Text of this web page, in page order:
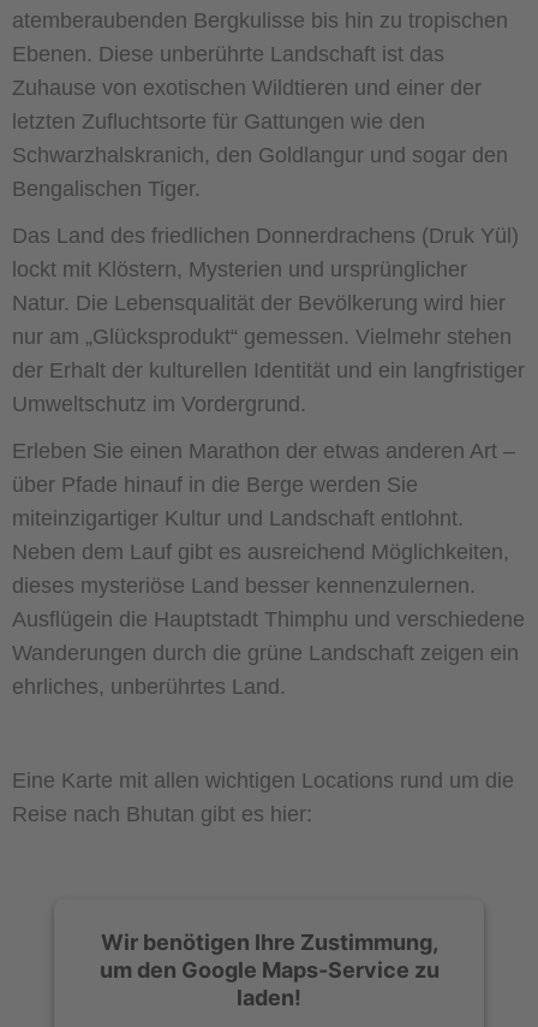
atemberaubenden Bergkulisse bis hin zu tropischen
Ebenen. Diese unberührte Landschaft ist das
Zuhause von exotischen Wildtieren und einer der
letzten Zufluchtsorte für Gattungen wie den
Schwarzhalskranich, den Goldlangur und sogar den
Bengalischen Tiger.
Das Land des friedlichen Donnerdrachens (Druk Yül)
lockt mit Klöstern, Mysterien und ursprünglicher
Natur. Die Lebensqualität der Bevölkerung wird hier
nur am „Glücksprodukt“ gemessen. Vielmehr stehen
der Erhalt der kulturellen Identität und ein langfristiger
Umweltschutz im Vordergrund.
Erleben Sie einen Marathon der etwas anderen Art –
über Pfade hinauf in die Berge werden Sie
miteinzigartiger Kultur und Landschaft entlohnt.
Neben dem Lauf gibt es ausreichend Möglichkeiten,
dieses mysteriöse Land besser kennenzulernen.
Ausflügein die Hauptstadt Thimphu und verschiedene
Wanderungen durch die grüne Landschaft zeigen ein
ehrliches, unberührtes Land.
Eine Karte mit allen wichtigen Locations rund um die
Reise nach Bhutan gibt es hier:
Wir benötigen Ihre Zustimmung,
um den Google Maps-Service zu
laden!